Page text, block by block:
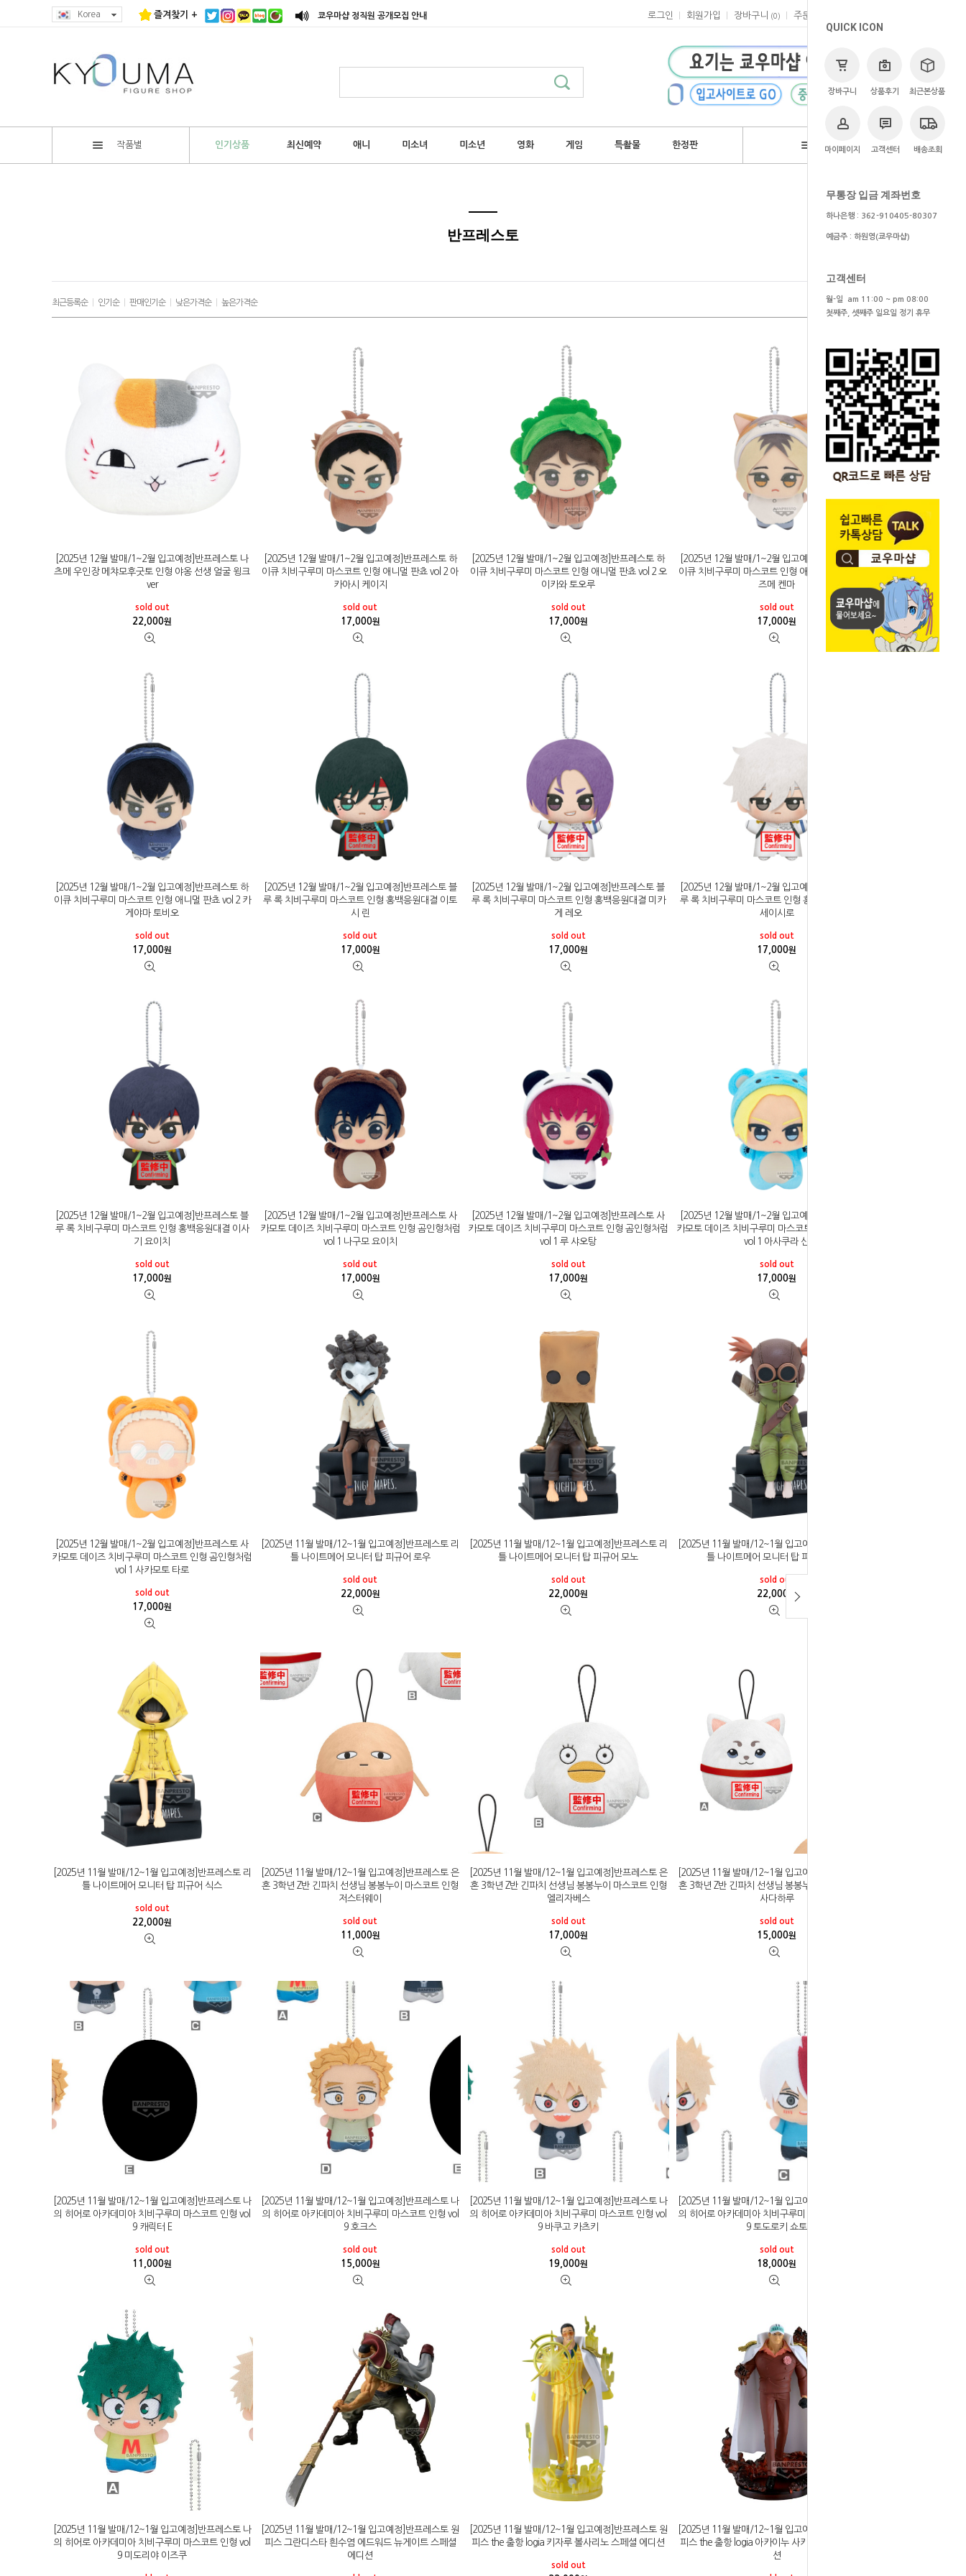
Korea 즐겨찾기 + 쿄우마샵 정직원 공개모집 안내 로그인 회원가입 장바구니 (0 ) 주문
작품별 인기상품 최신예약 애니 미소녀 미소년 영화 게임 특촬물 한정판 브랜드
QUICK ICON
장바구니 상품후기 최근본상품
마이페이지 고객센터 배송조회
무통장 입금 계좌번호
하나은행 : 362-910405-80307
예금주 : 하원영(쿄우마샵)
고객센터
월-일 am 11:00 ~ pm 08:00
첫째주, 셋째주 일요일 정기 휴무
> 브랜드 > 반프레스토
반프레스토
최근등록순| 인기순| 판매인기순| 낮은가격순| 높은가격순
[2025년 12월 발매/1~2월 입고예정]반프레스토 나
츠메 우인장 메챠모후굿토 인형 야옹 선생 얼굴 윙크
ver
sold out
22,000원
[2025년 12월 발매/1~2월 입고예정]반프레스토 하
이큐 치비구루미 마스코트 인형 애니멀 판쵸 vol 2 아
카아시 케이지
sold out
17,000원
[2025년 12월 발매/1~2월 입고예정]반프레스토 하
이큐 치비구루미 마스코트 인형 애니멀 판쵸 vol 2 오
이카와 토오루
sold out
17,000원
[2025년 12월 발매/1~2월 입고예정]반프레스토 하
이큐 치비구루미 마스코트 인형 애니멀 판쵸 vol 2 코
즈메 켄마
sold out
17,000원
[2025년 12월 발매/1~2월 입고예정]반프레스토 하
이큐 치비구루미 마스코트 인형 애니멀 판쵸 vol 2 카
게야마 토비오
sold out
17,000원
[2025년 12월 발매/1~2월 입고예정]반프레스토 블
루 록 치비구루미 마스코트 인형 홍백응원대결 이토
시 린
sold out
17,000원
[2025년 12월 발매/1~2월 입고예정]반프레스토 블
루 록 치비구루미 마스코트 인형 홍백응원대결 미카
게 레오
sold out
17,000원
[2025년 12월 발매/1~2월 입고예정]반프레스토 블
루 록 치비구루미 마스코트 인형 홍백응원대결 나기
세이시로
sold out
17,000원
[2025년 12월 발매/1~2월 입고예정]반프레스토 블
루 록 치비구루미 마스코트 인형 홍백응원대결 이사
기 요이치
sold out
17,000원
[2025년 12월 발매/1~2월 입고예정]반프레스토 사
카모토 데이즈 치비구루미 마스코트 인형 곰인형처럼
vol 1 나구모 요이치
sold out
17,000원
[2025년 12월 발매/1~2월 입고예정]반프레스토 사
카모토 데이즈 치비구루미 마스코트 인형 곰인형처럼
vol 1 루 샤오탕
sold out
17,000원
[2025년 12월 발매/1~2월 입고예정]반프레스토 사
카모토 데이즈 치비구루미 마스코트 인형 곰인형처럼
vol 1 아사쿠라 신
sold out
17,000원
[2025년 12월 발매/1~2월 입고예정]반프레스토 사
카모토 데이즈 치비구루미 마스코트 인형 곰인형처럼
vol 1 사카모토 타로
sold out
17,000원
[2025년 11월 발매/12~1월 입고예정]반프레스토 리
틀 나이트메어 모니터 탑 피규어 로우
sold out
22,000원
[2025년 11월 발매/12~1월 입고예정]반프레스토 리
틀 나이트메어 모니터 탑 피규어 모노
sold out
22,000원
[2025년 11월 발매/12~1월 입고예정]반프레스토 리
틀 나이트메어 모니터 탑 피규어 얼론
sold out
22,000 원
[2025년 11월 발매/12~1월 입고예정]반프레스토 리
틀 나이트메어 모니터 탑 피규어 식스
sold out
22,000원
[2025년 11월 발매/12~1월 입고예정]반프레스토 은
혼 3학년 Z반 긴파치 선생님 봉봉누이 마스코트 인형
저스터웨이
sold out
11,000원
[2025년 11월 발매/12~1월 입고예정]반프레스토 은
혼 3학년 Z반 긴파치 선생님 봉봉누이 마스코트 인형
엘리자베스
sold out
17,000원
[2025년 11월 발매/12~1월 입고예정]반프레스토 은
혼 3학년 Z반 긴파치 선생님 봉봉누이 마스코트 인형
사다하루
sold out
15,000원
[2025년 11월 발매/12~1월 입고예정]반프레스토 나
의 히어로 아카데미아 치비구루미 마스코트 인형 vol
9 캐릭터 E
sold out
11,000원
[2025년 11월 발매/12~1월 입고예정]반프레스토 나
의 히어로 아카데미아 치비구루미 마스코트 인형 vol
9 호크스
sold out
15,000원
[2025년 11월 발매/12~1월 입고예정]반프레스토 나
의 히어로 아카데미아 치비구루미 마스코트 인형 vol
9 바쿠고 카츠키
sold out
19,000원
[2025년 11월 발매/12~1월 입고예정]반프레스토 나
의 히어로 아카데미아 치비구루미 마스코트 인형 vol
9 토도로키 쇼토
sold out
18,000원
[2025년 11월 발매/12~1월 입고예정]반프레스토 나
의 히어로 아카데미아 치비구루미 마스코트 인형 vol
9 미도리야 이즈쿠
[2025년 11월 발매/12~1월 입고예정]반프레스토 원
피스 그란디스타 흰수염 에드워드 뉴게이트 스페셜
에디션
[2025년 11월 발매/12~1월 입고예정]반프레스토 원
피스 the 출항 logia 키자루 볼사리노 스페셜 에디션
sold out
[2025년 11월 발매/12~1월 입고예정]반프레스토 원
피스 the 출항 logia 아카이누 사카즈키 스페셜 에디
션